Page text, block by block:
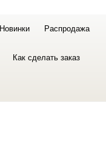
Новинки Распродажа
Как сделать заказ